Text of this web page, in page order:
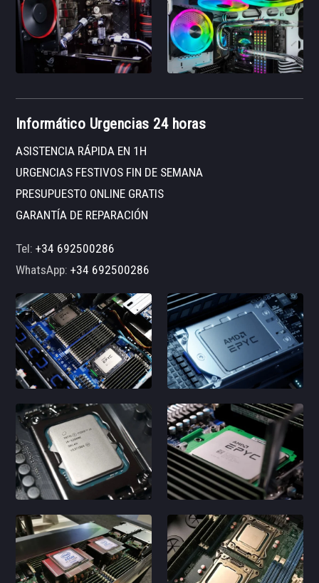
Informático Urgencias 24 horas
ASISTENCIA RÁPIDA EN 1H
URGENCIAS FESTIVOS FIN DE SEMANA
PRESUPUESTO ONLINE GRATIS
GARANTÍA DE REPARACIÓN
Tel:+34 692500286
WhatsApp:+34 692500286